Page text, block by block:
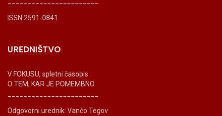
ISSN 2591-0841
UREDNIŠTVO
V FOKUSU, spletni časopis
O TEM, KAR JE POMEMBNO
Odgovorni urednik: Vančo Tegov